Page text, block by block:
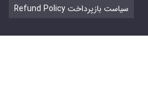
Refund Policy سیاست بازپرداخت